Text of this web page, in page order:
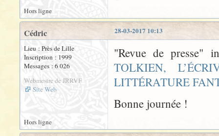
Hors ligne
28-03-2017 10:13
Cédric
Lieu : Près de Lille
Inscription : 1999
Messages : 6 026
Webmestre de JRRVF
Site Web
"Revue de presse"
TOLKIEN,
LITTÉRATURE
Bonne journée !
Hors ligne